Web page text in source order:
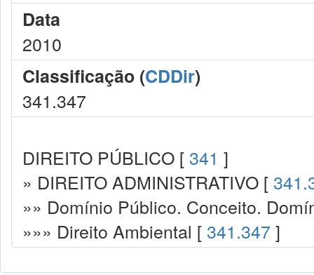
Data
2010
Classificação (CDDir)
341.347
DIREITO PÚBLICO [ 341 ]
» DIREITO ADMINISTRATIVO [
»» Domínio Público. Conceito.
»»» Direito Ambiental [ 341.347 ]